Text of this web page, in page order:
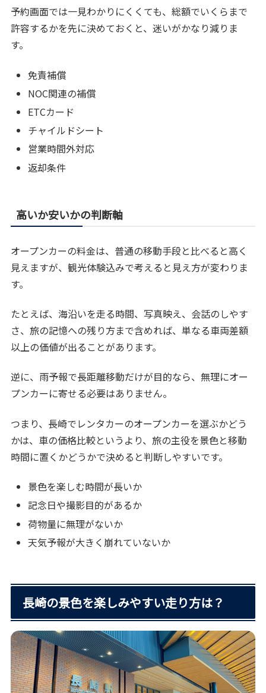
予約画面では一見わかりにくくても、総額でいくらまで
許容するかを先に決めておくと、迷いがかなり減りま
す。
免責補償
NOC関連の補償
ETCカード
チャイルドシート
営業時間外対応
返却条件
高いか安いかの判断軸
オープンカーの料金は、普通の移動手段と比べると高く
見えますが、観光体験込みで考えると見え方が変わりま
す。
たとえば、海沿いを走る時間、写真映え、会話のしやす
さ、旅の記憶への残り方まで含めれば、単なる車両差額
以上の価値が出ることがあります。
逆に、雨予報で長距離移動だけが目的なら、無理にオー
プンカーに寄せる必要はありません。
つまり、長崎でレンタカーのオープンカーを選ぶかどう
かは、車の価格比較というより、旅の主役を景色と移動
時間に置くかどうかで決めると判断しやすいです。
景色を楽しむ時間が長いか
記念日や撮影目的があるか
荷物量に無理がないか
天気予報が大きく崩れていないか
長崎の景色を楽しみやすい走り方は？